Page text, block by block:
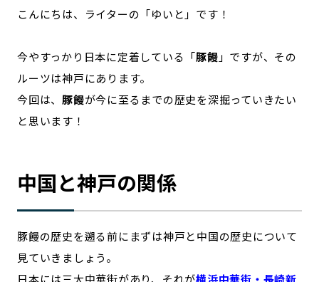
記事ライター アンバサダー
こんにちは、ライターの「ゆいと」です！
今やすっかり日本に定着している「豚饅 」ですが、その
ルーツは神戸にあります。
今回は、 豚饅が今に至るまでの歴史を深掘っていきたい
と思います！
中国と神戸の関係
豚饅の歴史を遡る前にまずは神戸と中国の歴史について
見ていきましょう。
日本には三大中華街があり、それが横浜中華街・長崎新